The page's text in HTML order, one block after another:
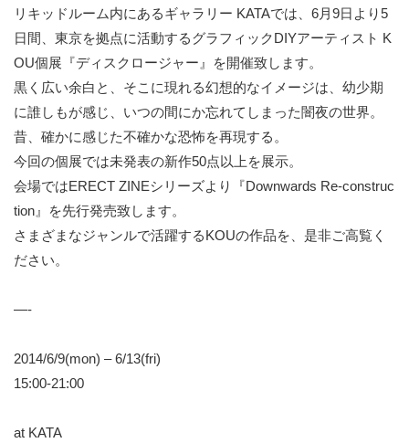
リキッドルーム内にあるギャラリー KATAでは、6月9日より5
日間、東京を拠点に活動するグラフィックDIYアーティスト K
OU個展『ディスクロージャー』を開催致します。
黒く広い余白と、そこに現れる幻想的なイメージは、幼少期
に誰しもが感じ、いつの間にか忘れてしまった闇夜の世界。
昔、確かに感じた不確かな恐怖を再現する。
今回の個展では未発表の新作50点以上を展示。
会場ではERECT ZINEシリーズより『Downwards Re-construc
tion』を先行発売致します。
さまざまなジャンルで活躍するKOUの作品を、是非ご高覧く
ださい。
—-
2014/6/9(mon) – 6/13(fri)
15:00-21:00
at KATA